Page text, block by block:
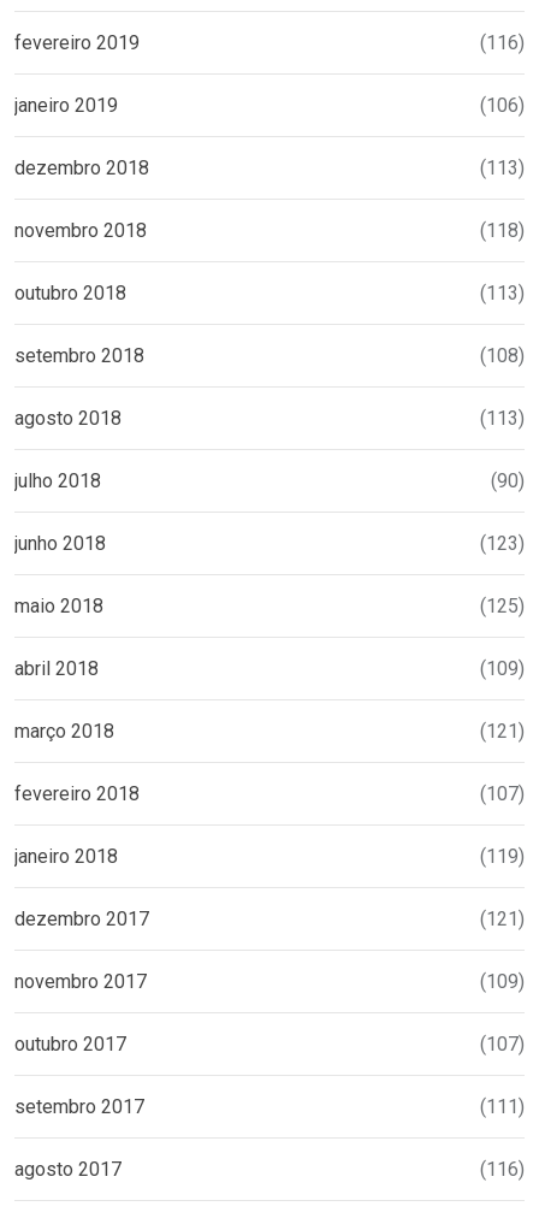
fevereiro 2019 (116)
janeiro 2019 (106)
dezembro 2018 (113)
novembro 2018 (118)
outubro 2018 (113)
setembro 2018 (108)
agosto 2018 (113)
julho 2018 (90)
junho 2018 (123)
maio 2018 (125)
abril 2018 (109)
março 2018 (121)
fevereiro 2018 (107)
janeiro 2018 (119)
dezembro 2017 (121)
novembro 2017 (109)
outubro 2017 (107)
setembro 2017 (111)
agosto 2017 (116)